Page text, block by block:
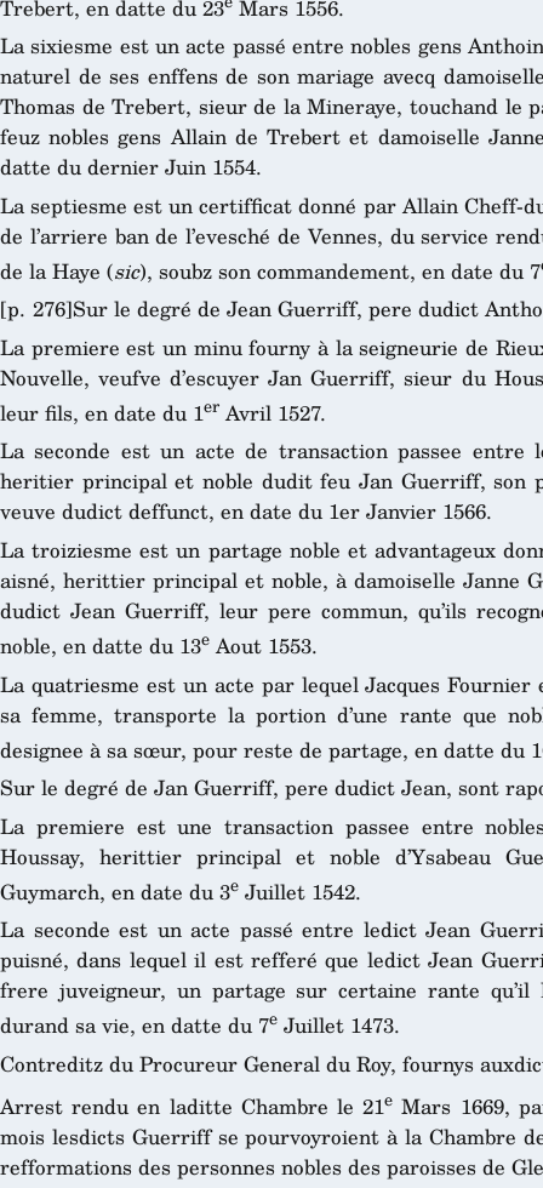
Trebert, en datte du 23 Mars 1556.
La sixiesme est un acte passé entre nobles gens
naturel de ses enffens de son mariage avecq
Thomas de Trebert, sieur de la Mineraye, touchand le
feuz nobles gens Allain de Trebert et damoiselle
datte du dernier Juin 1554.
La septiesme est un certifficat donné par Allain Cheff-
de l’arriere ban de l’evesché de Vennes, du service
de la Haye (sic), soubz son commandement, en date du 7
[p. 276]Sur le degré de Jean Guerriff, pere dudict
La premiere est un minu fourny à la seigneurie de
Nouvelle, veufve d’escuyer Jan Guerriff, sieur du
leur fils, en date du 1erAvril 1527.
La seconde est un acte de transaction passee
heritier principal et noble dudit feu Jan Guerriff, son
veuve dudict deffunct, en date du 1er Janvier 1566.
La troiziesme est un partage noble et advantageux
aisné, herittier principal et noble, à damoiselle Janne
dudict Jean Guerriff, leur pere commun, qu’ils
noble, en datte du 13eAout 1553.
La quatriesme est un acte par lequel Jacques
sa femme, transporte la portion d’une rante que
designee à sa sœur, pour reste de partage, en datte du
Sur le degré de Jan Guerriff, pere dudict Jean, sont
La premiere est une transaction passee entre
Houssay, herittier principal et noble d’Ysabeau
Guymarch, en date du 3e Juillet 1542.
La seconde est un acte passé entre ledict Jean
puisné, dans lequel il est refferé que ledict Jean
frere juveigneur, un partage sur certaine rante
durand sa vie, en datte du 7e Juillet 1473.
Contreditz du Procureur General du Roy, fournys
Arrest rendu en laditte Chambre le 21e Mars 1669,
mois lesdicts Guerriff se pourvoyroient à la Chambre
refformations des personnes nobles des paroisses de